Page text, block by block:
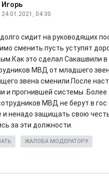
Игорь
24.01.2021, 04:30
долго сидит на руководящих
сменить пусть уступят
это сделал Сакашвили в
МВД от младшего
звена сменили.После
и прогнившей системы .Более
МВД не берут в гос
и ненадо защищать свою
за эти должности.
ЖАЛОБА МОДЕРАТОРУ